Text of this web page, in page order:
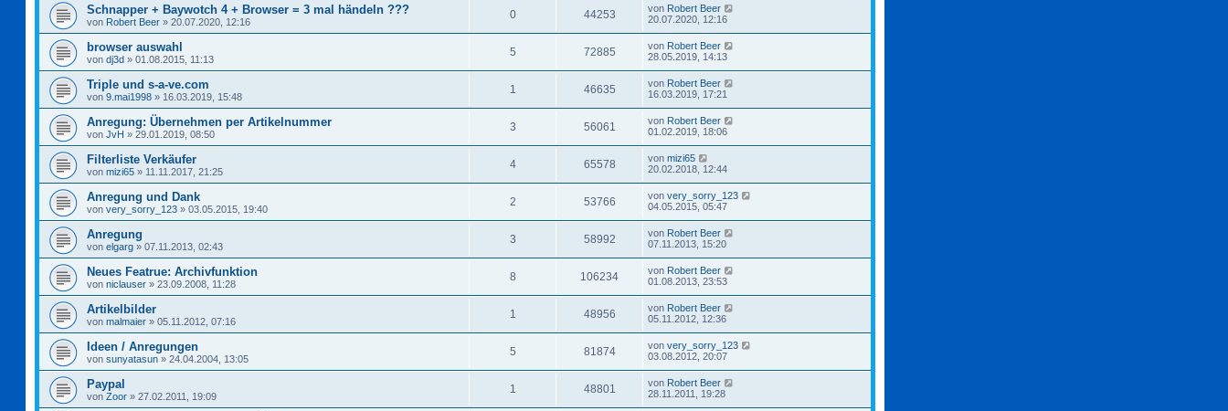
Schnapper + Baywotch 4 + Browser = 3 mal händeln ???
von Robert Beer » 20.07.2020, 12:16
0 44253 von Robert Beer
20.07.2020, 12:16
browser auswahl
von dj3d » 01.08.2015, 11:13
5 72885 von Robert Beer
28.05.2019, 14:13
Triple und s-a-ve.com
von 9.mai1998 » 16.03.2019, 15:48
1 46635 von Robert Beer
16.03.2019, 17:21
Anregung: Übernehmen per Artikelnummer
von JvH » 29.01.2019, 08:50
3 56061 von Robert Beer
01.02.2019, 18:06
Filterliste Verkäufer
von mizi65 » 11.11.2017, 21:25
4 65578 von mizi65
20.02.2018, 12:44
Anregung und Dank
von very_sorry_123 » 03.05.2015, 19:40
2 53766 von very_sorry_123
04.05.2015, 05:47
Anregung
von elgarg » 07.11.2013, 02:43
3 58992 von Robert Beer
07.11.2013, 15:20
Neues Featrue: Archivfunktion
von niclauser » 23.09.2008, 11:28
8 106234 von Robert Beer
01.08.2013, 23:53
Artikelbilder
von malmaier » 05.11.2012, 07:16
1 48956 von Robert Beer
05.11.2012, 12:36
Ideen / Anregungen
von sunyatasun » 24.04.2004, 13:05
5 81874 von very_sorry_123
03.08.2012, 20:07
Paypal
von Zoor » 27.02.2011, 19:09
1 48801 von Robert Beer
28.11.2011, 19:28